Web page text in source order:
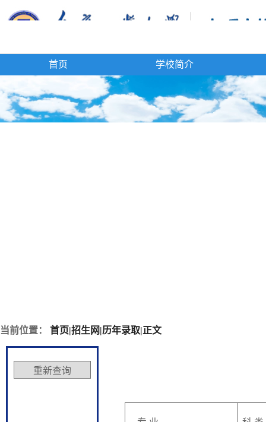
首页 学校简介
当前位置： 首页|招生网|历年录取|正文